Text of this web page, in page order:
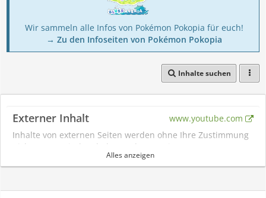
Wir sammeln alle Infos von Pokémon Pokopia für euch!
→ Zu den Infoseiten von Pokémon Pokopia
Inhalte suchen
Externer Inhalt
www.youtube.com
Inhalte von externen Seiten werden ohne Ihre Zustimmung
nicht automatisch geladen und angezeigt.
Alle externen Inhalte anzeigen
Durch die Aktivierung der externen Inhalte erklären Sie sich damit
Alles anzeigen